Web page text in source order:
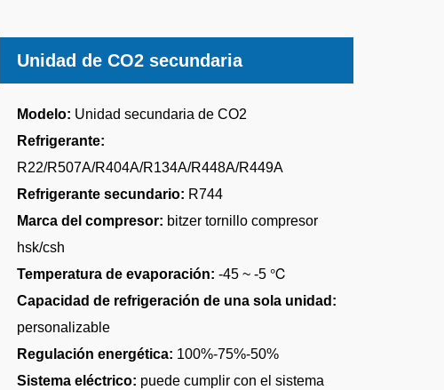
Unidad de CO2 secundaria
Modelo: Unidad secundaria de CO2
Refrigerante:
R22/R507A/R404A/R134A/R448A/R449A
Refrigerante secundario: R744
Marca del compresor: bitzer tornillo compresor
hsk/csh
Temperatura de evaporación: -45 ~ -5 ℃
Capacidad de refrigeración de una sola unidad:
personalizable
Regulación energética: 100%-75%-50%
Sistema eléctrico: puede cumplir con el sistema